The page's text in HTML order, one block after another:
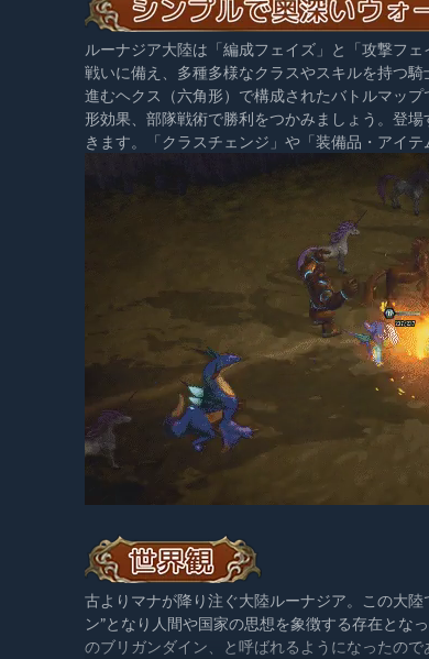
ルーナジア大陸は「編成フェイズ」と「攻撃フ
戦いに備え、多種多様なクラスやスキルを持つ
進むヘクス（六角形）で構成されたバトルマッ
形効果、部隊戦術で勝利をつかみましょう。登
きます。「クラスチェンジ」や「装備品・アイテ
古よりマナが降り注ぐ大陸ルーナジア。この大
ン”となり人間や国家の思想を象徴する存在とな
のブリガンダイン、と呼ばれるようになったの